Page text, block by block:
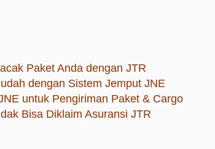
Paket Anda dengan JTR
dengan Sistem Jemput JNE
untuk Pengiriman Paket & Cargo
Bisa Diklaim Asuransi JTR